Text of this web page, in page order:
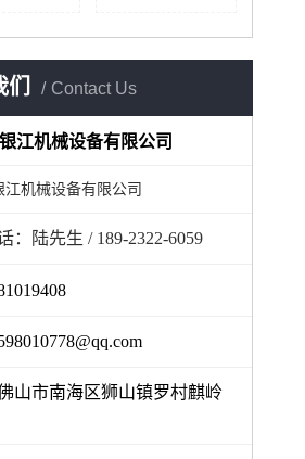
Contact Us
江机械设备有限公司
江机械设备有限公司
：陆先生 / 189-2322-6059
山市南海区狮山镇罗村麒岭